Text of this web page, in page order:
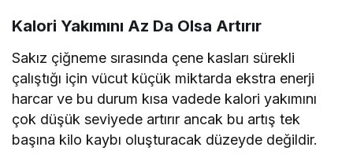
Kalori Yakımını Az Da Olsa Artırır
Sakız çiğneme sırasında çene kasları sürekli
çalıştığı için vücut küçük miktarda ekstra enerji
harcar ve bu durum kısa vadede kalori yakımını
çok düşük seviyede artırır ancak bu artış tek
başına kilo kaybı oluşturacak düzeyde değildir.